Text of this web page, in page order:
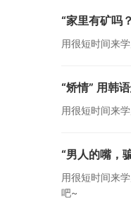
“家里有矿吗
用很短时间来
“矫情” 用韩
用很短时间来
“男人的嘴，
用很短时间来
吧~